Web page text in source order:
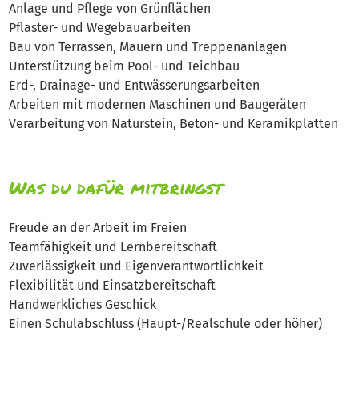
Anlage und Pflege von Grünflächen
Pflaster- und Wegebauarbeiten
Bau von Terrassen, Mauern und Treppenanlagen
Unterstützung beim Pool- und Teichbau
Erd-, Drainage- und Entwässerungsarbeiten
Arbeiten mit modernen Maschinen und Baugeräten
Verarbeitung von Naturstein, Beton- und Keramikplatten
Was du dafür mitbringst
Freude an der Arbeit im Freien
Teamfähigkeit und Lernbereitschaft
Zuverlässigkeit und Eigenverantwortlichkeit
Flexibilität und Einsatzbereitschaft
Handwerkliches Geschick
Einen Schulabschluss (Haupt-/Realschule oder höher)